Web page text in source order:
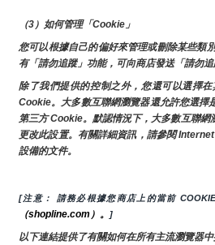
（3）如何管理「Cookie」
您可以根據自己的偏好來管理或刪除某些類
有「請勿追蹤」功能，可向商店發送「請勿追
除了我們提供的控制之外，您還可以選擇
Cookie。大多數互聯網瀏覽器還允許您選擇
第三方 Cookie。默認情況下，大多數互聯
更改此設置。有關詳細資訊，請參閱
設備的文件。
[注意： 請務必根據您商店上的當前
（shopline.com）。
]
以下連結提供了有關如何在所有主流瀏覽器